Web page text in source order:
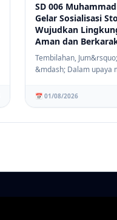
SD 006
Gelar Sosialisasi
Wujudkan
Aman dan
Tembilahan,
&mdash; Dalam upaya
📅 01/08/2026